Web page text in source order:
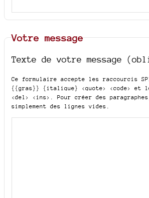
Votre message
Texte de votre message
Ce formulaire accepte les raccourcis
{{gras}} {italique} <quote> <code>
et
<del> <ins> . Pour créer des
simplement des lignes vides.